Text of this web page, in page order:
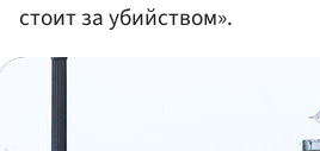
стоит за убийством».